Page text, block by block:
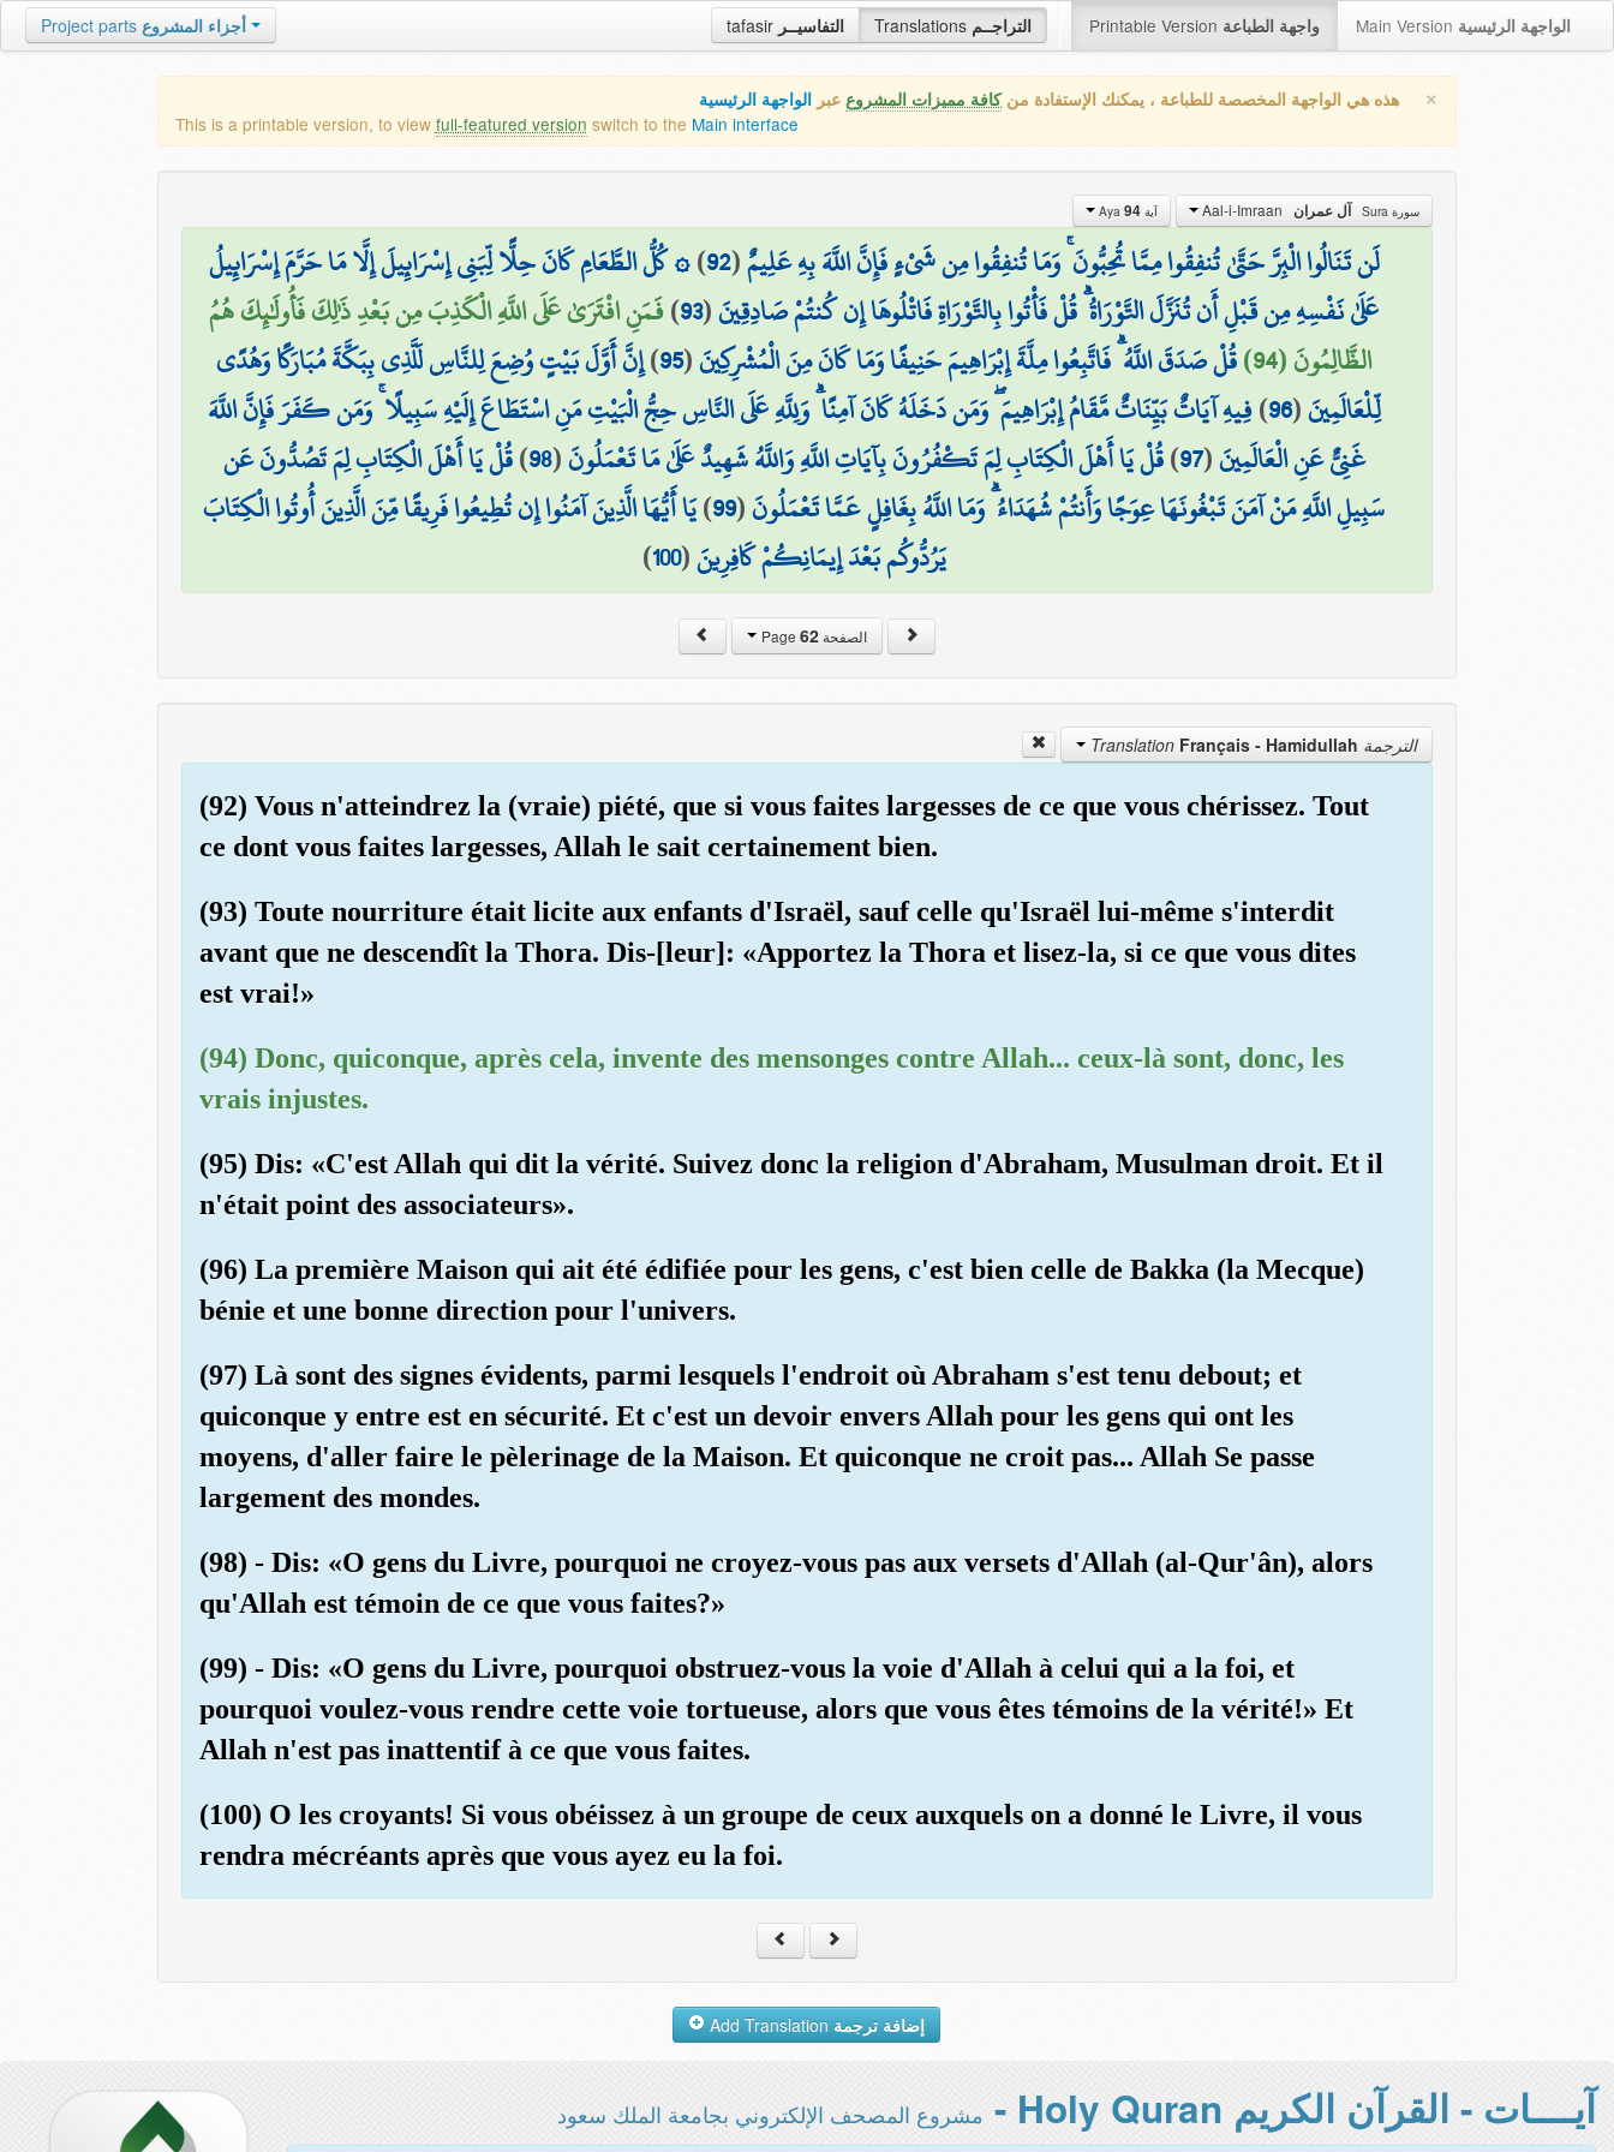
tafasir التفاسيــر Translations التراجــم Printable Version واجهة الطباعة Main Version الواجهة الرئيسية Project parts أجزاء المشروع
× هذه هي الواجهة المخصصة للطباعة ، يمكنك الإستفادة منكافة مميزات المشروع عبر الواجهة الرئيسية
This is a printable version, to view full-featured version switch to the Main interface
سورة Sura آل عمران آية Aya 94
لَن تَنَالُوا الْبِرَّ حَتَّىٰ تُنفِقُوا مِمَّا تُحِبُّونَ ۚ وَمَا تُنفِقُوا مِن شَيْءٍ فَإِنَّ اللَّهَ بِهِ عَلِيمٌ(
92
)۞ كُلُّ الطَّعَامِ كَانَ حِلًّا لِّبَنِي إِسْرَائِيلَ إِلَّا مَا حَرَّمَ إِسْرَائِيلُ
عَلَىٰ نَفْسِهِ مِن قَبْلِ أَن تُنَزَّلَ التَّوْرَاةُ ۗ قُلْ فَأْتُوا بِالتَّوْرَاةِ فَاتْلُوهَا إِن كُنتُمْ صَادِقِينَ(
93
)فَمَنِ افْتَرَىٰ عَلَى اللَّهِ الْكَذِبَ مِن بَعْدِ ذَٰلِكَ فَأُولَٰئِكَ هُمُ
الظَّالِمُونَ (94)
قُلْ صَدَقَ اللَّهُ ۗ فَاتَّبِعُوا مِلَّةَ إِبْرَاهِيمَ حَنِيفًا وَمَا كَانَ مِنَ الْمُشْرِكِينَ(
95
)إِنَّ أَوَّلَ بَيْتٍ وُضِعَ لِلنَّاسِ لَلَّذِي بِبَكَّةَ مُبَارَكًا وَهُدًى
لِّلْعَالَمِينَ(
96
)فِيهِ آيَاتٌ بَيِّنَاتٌ مَّقَامُ إِبْرَاهِيمَ ۖ وَمَن دَخَلَهُ كَانَ آمِنًا ۗ وَلِلَّهِ عَلَى النَّاسِ حِجُّ الْبَيْتِ مَنِ اسْتَطَاعَ إِلَيْهِ سَبِيلًا ۚ وَمَن كَفَرَ فَإِنَّ اللَّهَ
غَنِيٌّ عَنِ الْعَالَمِينَ(
97
)قُلْ يَا أَهْلَ الْكِتَابِ لِمَ تَكْفُرُونَ بِآيَاتِ اللَّهِ وَاللَّهُ شَهِيدٌ عَلَىٰ مَا تَعْمَلُونَ(
98
)قُلْ يَا أَهْلَ الْكِتَابِ لِمَ تَصُدُّونَ عَن
سَبِيلِ اللَّهِ مَنْ آمَنَ تَبْغُونَهَا عِوَجًا وَأَنتُمْ شُهَدَاءُ ۗ وَمَا اللَّهُ بِغَافِلٍ عَمَّا تَعْمَلُونَ(
99
)يَا أَيُّهَا الَّذِينَ آمَنُوا إِن تُطِيعُوا فَرِيقًا مِّنَ الَّذِينَ أُوتُوا الْكِتَابَ
يَرُدُّوكُم بَعْدَ إِيمَانِكُمْ كَافِرِينَ(
100
)
الصفحة Page62
الترجمة Translation Français - Hamidullah
(92) Vous n'atteindrez la (vraie) piété, que si vous faites largesses de ce que vous chérissez. Tout
ce dont vous faites largesses, Allah le sait certainement bien.
(93) Toute nourriture était licite aux enfants d'Israël, sauf celle qu'Israël lui-même s'interdit
avant que ne descendît la Thora. Dis-[leur]: «Apportez la Thora et lisez-la, si ce que vous dites
est vrai!»
(94) Donc, quiconque, après cela, invente des mensonges contre Allah... ceux-là sont, donc, les
vrais injustes.
(95) Dis: «C'est Allah qui dit la vérité. Suivez donc la religion d'Abraham, Musulman droit. Et il
n'était point des associateurs».
(96) La première Maison qui ait été édifiée pour les gens, c'est bien celle de Bakka (la Mecque)
bénie et une bonne direction pour l'univers.
(97) Là sont des signes évidents, parmi lesquels l'endroit où Abraham s'est tenu debout; et
quiconque y entre est en sécurité. Et c'est un devoir envers Allah pour les gens qui ont les
moyens, d'aller faire le pèlerinage de la Maison. Et quiconque ne croit pas... Allah Se passe
largement des mondes.
(98) - Dis: «O gens du Livre, pourquoi ne croyez-vous pas aux versets d'Allah (al-Qur'ân), alors
qu'Allah est témoin de ce que vous faites?»
(99) - Dis: «O gens du Livre, pourquoi obstruez-vous la voie d'Allah à celui qui a la foi, et
pourquoi voulez-vous rendre cette voie tortueuse, alors que vous êtes témoins de la vérité!» Et
Allah n'est pas inattentif à ce que vous faites.
(100) O les croyants! Si vous obéissez à un groupe de ceux auxquels on a donné le Livre, il vous
rendra mécréants après que vous ayez eu la foi.
إضافة ترجمة
آيــــات - القرآن الكريم Holy Quran - مشروع المصحف الإلكتروني بجامعة الملك سعود